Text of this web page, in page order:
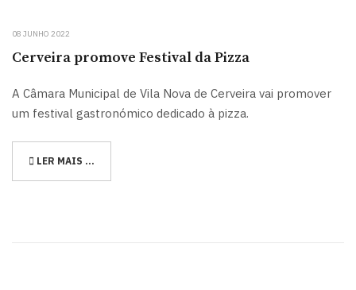
08 JUNHO 2022
Cerveira promove Festival da Pizza
A Câmara Municipal de Vila Nova de Cerveira vai promover
um festival gastronómico dedicado à pizza.
LER MAIS …